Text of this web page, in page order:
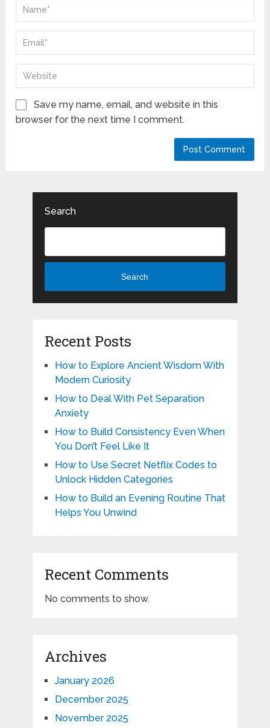
Save my name, email, and website in this
browser for the next time I comment.
Search
Search
Recent Posts
How to Explore Ancient Wisdom With
Modern Curiosity
How to Deal With Pet Separation
Anxiety
How to Build Consistency Even When
You Don’t Feel Like It
How to Use Secret Netflix Codes to
Unlock Hidden Categories
How to Build an Evening Routine That
Helps You Unwind
Recent Comments
No comments to show.
Archives
January 2026
December 2025
November 2025